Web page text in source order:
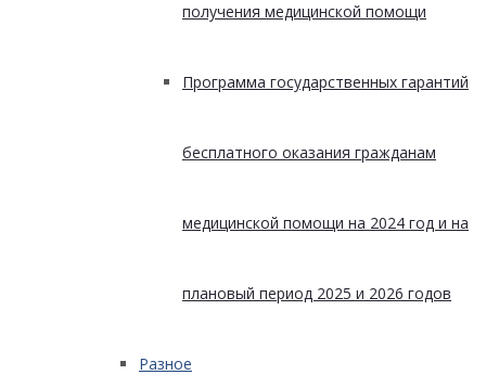
получения медицинской помощи
Программа государственных гарантий
бесплатного оказания гражданам
медицинской помощи на 2024 год и на
плановый период 2025 и 2026 годов
Разное